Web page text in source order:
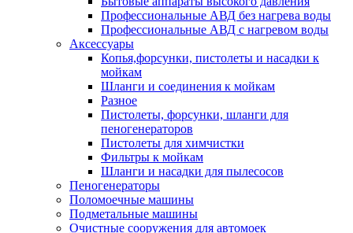
Профессиональные АВД без нагрева воды
Профессиональные АВД с нагревом воды
Аксессуары
Копья,форсунки, пистолеты и насадки к
мойкам
Шланги и соединения к мойкам
Разное
Пистолеты, форсунки, шланги для
пеногенераторов
Пистолеты для химчистки
Фильтры к мойкам
Шланги и насадки для пылесосов
Пеногенераторы
Поломоечные машины
Подметальные машины
Очистные сооружения для автомоек